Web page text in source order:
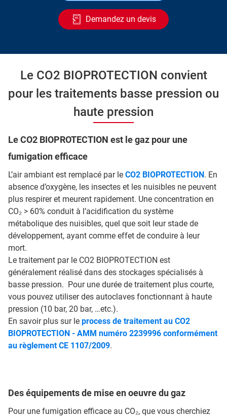
Demandez un devis
Le CO2 BIOPROTECTION convient
pour les traitements basse pression ou
haute pression
Le CO2 BIOPROTECTION est le gaz pour une
fumigation efficace
L’air ambiant est remplacé par le CO2 BIOPROTECTION. En
absence d’oxygène, les insectes et les nuisibles ne peuvent
plus respirer et meurent rapidement. Une concentration en
CO₂ > 60% conduit à l’acidification du système
métabolique des nuisibles, quel que soit leur stade de
développement, ayant comme effet de conduire à leur
mort.
Le traitement par le CO2 BIOPROTECTION est
généralement réalisé dans des stockages spécialisés à
basse pression. Pour une durée de traitement plus courte,
vous pouvez utiliser des autoclaves fonctionnant à haute
pression (10 bar, 20 bar, …etc.).
En savoir plus sur le process de traitement au CO2
BIOPROTECTION - AMM numéro 2239996 conformément
au règlement CE 1107/2009.
Des équipements de mise en oeuvre du gaz
Pour une fumigation efficace au CO₂, que vous cherchiez